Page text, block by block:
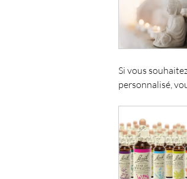
Si vous
personnalisé,